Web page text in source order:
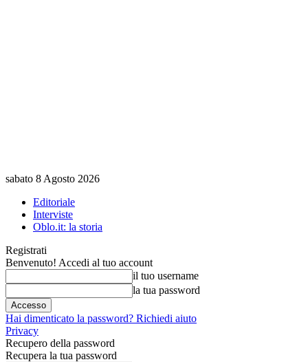
sabato 8 Agosto 2026
Editoriale
Interviste
Oblo.it: la storia
Registrati
Benvenuto! Accedi al tuo account
il tuo username
la tua password
Hai dimenticato la password? Richiedi aiuto
Privacy
Recupero della password
Recupera la tua password